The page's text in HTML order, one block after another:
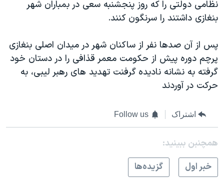
نظامی دولتی را که روز پنجشنبه سعی در بمباران شهر
بنغازی داشتند را سرنگون کنند.
پس از آن صدها نفر از ساکنان شهر در میدان اصلی بنغازی
پرچم دوره پیش از حکومت معمر قذافی را در دستان خود
گرفته به نشانه نادیده گرفنت تهدید های رهبر لیبی، به
حرکت در آوردند
اشتراک Follow us
همچنبن ببینید:
خبر اول
گزيده‌ها